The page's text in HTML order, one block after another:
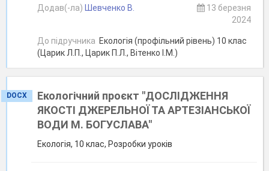
Додав(-ла) Шевченко В.
13 березня
2024
До підручника Екологія (профільний рівень) 10 клас
(Царик Л.П., Царик П.Л., Вітенко І.М.)
DOCX
Екологічний проєкт "ДОСЛІДЖЕННЯ
ЯКОСТІ ДЖЕРЕЛЬНОЇ ТА АРТЕЗІАНСЬКОЇ
ВОДИ М. БОГУСЛАВА"
Екологія, 10 клас, Розробки уроків